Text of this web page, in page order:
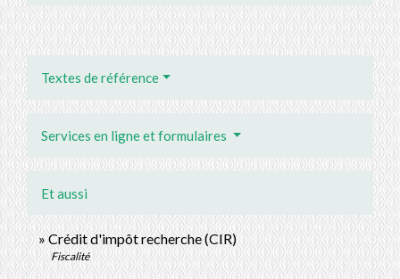
Textes de référence
Services en ligne et formulaires
Et aussi
Crédit d'impôt recherche (CIR)
Fiscalité